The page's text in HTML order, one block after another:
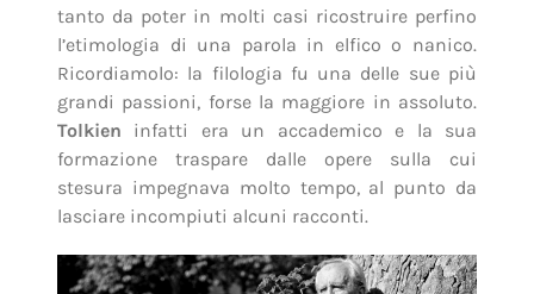
tanto da poter in molti casi ricostruire perfino
l’etimologia di una parola in elfico o nanico.
Ricordiamolo: la filologia fu una delle sue più
grandi passioni, forse la maggiore in assoluto.
Tolkien infatti era un accademico e la sua
formazione traspare dalle opere sulla cui
stesura impegnava molto tempo, al punto da
lasciare incompiuti alcuni racconti.